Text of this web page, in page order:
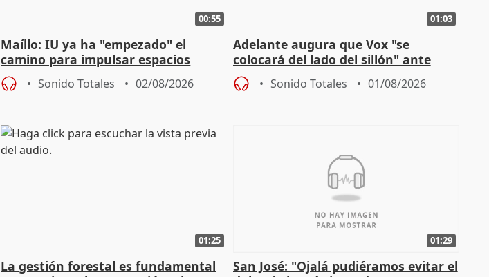
00:55
Maíllo: IU ya ha "empezado" el
camino para impulsar espacios
unitarios para las municipales
Sonido Totales 02/08/2026
01:03
Adelante augura que Vox "se
colocará del lado del sillón" ante
iniciativas de la oposición
Sonido Totales 01/08/2026
01:25
La gestión forestal es fundamental
01:29
San José: "Ojalá pudiéramos evitar el